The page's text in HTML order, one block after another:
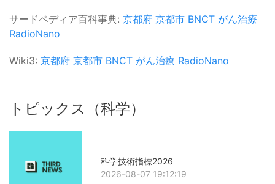
サードペディア百科事典: 京都府 京都市 BNCT がん治療
RadioNano
Wiki3: 京都府 京都市 BNCT がん治療 RadioNano
トピックス（科学）
科学技術指標2026
2026-08-07 19:12:19